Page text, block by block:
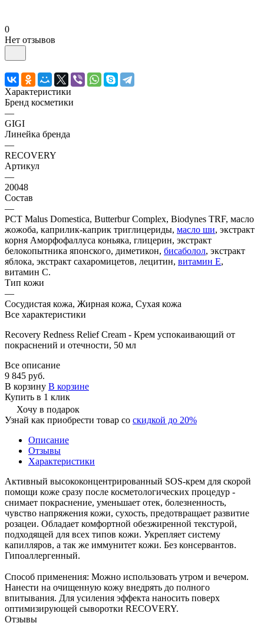
0
Нет отзывов
Характеристики
Бренд косметики
—
GIGI
Линейка бренда
—
RECOVERY
Артикул
—
20048
Состав
—
PCT Malus Domestica, Butterbur Complex, Biodynes TRF, масло
жожоба, каприлик-каприк триглицериды, масло ши, экстракт
корня Аморфофаллуса коньяка, глицерин, экстракт
белокопытника японского, диметикон, бисаболол, экстракт
яблока, экстракт сахаромицетов, лецитин, витамин Е,
витамин С.
Тип кожи
—
Сосудистая кожа, Жирная кожа, Сухая кожа
Все характеристики
Recovery Redness Relief Cream - Крем успокаивающий от
покраснений и отечности, 50 мл
Все описание
9 845 руб.
В корзину В корзине
Купить в 1 клик
Хочу в подарок
Узнай как приобрести товар со скидкой до 20%
Описание
Отзывы
Характеристики
Активный высококонцентрированный SOS-крем для скорой
помощи коже сразу после косметологических процедур -
снимает покраснение, уменьшает отек, болезненность,
чувство напряжения кожи, сухость, предотвращает развитие
розацеи. Обладает комфортной обезжиренной текстурой,
подходящей для всех типов кожи. Укрепляет систему
капилляров, а так же иммунитет кожи. Без консервантов.
Гипоаллергенный.
Способ применения: Можно использовать утром и вечером.
Нанести на очищенную кожу внедрять до полного
впитывания. Для усиления эффекта наносить поверх
оптимизирующей сыворотки RECOVERY.
Отзывы